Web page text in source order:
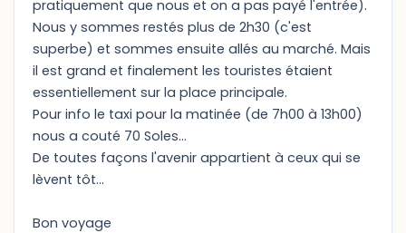
pratiquement que nous et on a pas payé l'entrée).
Nous y sommes restés plus de 2h30 (c'est
superbe) et sommes ensuite allés au marché. Mais
il est grand et finalement les touristes étaient
essentiellement sur la place principale.
Pour info le taxi pour la matinée (de 7h00 à 13h00)
nous a couté 70 Soles...
De toutes façons l'avenir appartient à ceux qui se
lèvent tôt...
Bon voyage